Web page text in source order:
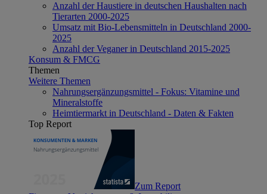
Anzahl der Haustiere in deutschen Haushalten nach
Tierarten 2000-2025
Umsatz mit Bio-Lebensmitteln in Deutschland 2000-
2025
Anzahl der Veganer in Deutschland 2015-2025
Konsum & FMCG
Themen
Weitere Themen
Nahrungsergänzungsmittel - Fokus: Vitamine und
Mineralstoffe
Heimtiermarkt in Deutschland - Daten & Fakten
Top Report
Zum Report